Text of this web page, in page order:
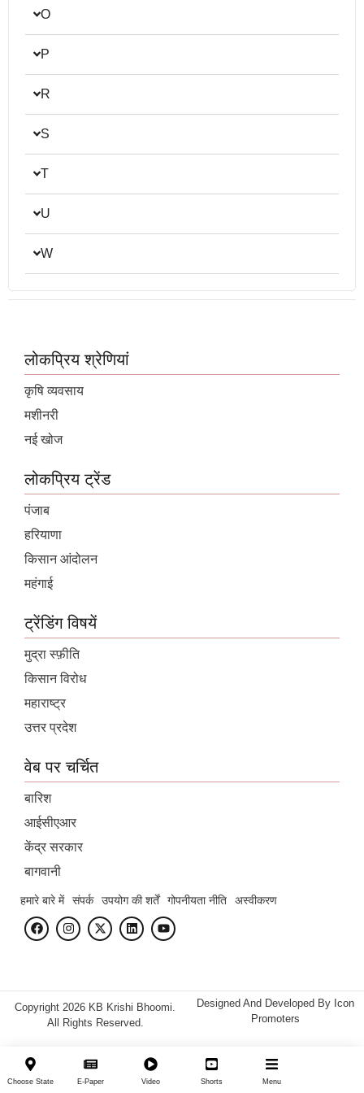
O
P
R
S
T
U
W
लोकप्रिय श्रेणियां
कृषि व्यवसाय
मशीनरी
नई खोज
लोकप्रिय ट्रेंड
पंजाब
हरियाणा
किसान आंदोलन
महंगाई
ट्रेंडिंग विषयें
मुद्रा स्फ़ीति
किसान विरोध
महाराष्ट्र
उत्तर प्रदेश
वेब पर चर्चित
बारिश
आईसीएआर
केंद्र सरकार
बागवानी
हमारे बारे में संपर्क उपयोग की शर्तें गोपनीयता नीति अस्वीकरण
Copyright 2026 KB Krishi Bhoomi.
All Rights Reserved.
Designed And Developed By Icon
Promoters
Choose State E-Paper Video Shorts Menu